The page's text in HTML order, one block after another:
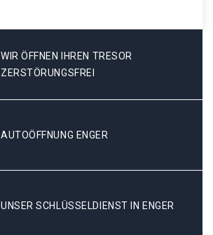
WIR ÖFFNEN IHREN TRESOR
ZERSTÖRUNGSFREI
AUTOÖFFNUNG ENGER
UNSER SCHLÜSSELDIENST IN ENGER